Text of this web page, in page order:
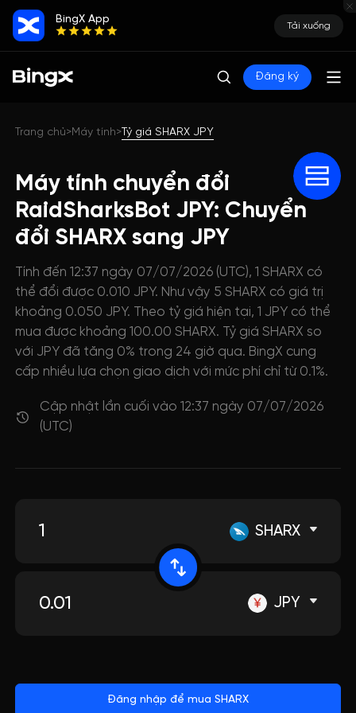
BingX App
Tải xuống
Đăng ký
Trang chủ>Máy tính>Tỷ giá SHARX JPY
Máy tính chuyển đổi
RaidSharksBot JPY: Chuyển
đổi SHARX sang JPY
Tính đến 12:37 ngày 07/07/2026 (UTC), 1 SHARX có
thể đổi được 0.010 JPY. Như vậy 5 SHARX có giá trị
khoảng 0.050 JPY. Theo tỷ giá hiện tại, 1 JPY có thể
mua được khoảng 100.00 SHARX. Tỷ giá SHARX so
với JPY đã tăng 0% trong 24 giờ qua. BingX cung
cấp nhiều lựa chọn giao dịch với mức phí chỉ từ 0.1%.
Cập nhật lần cuối vào 12:37 ngày 07/07/2026
(UTC)
SHARX
JPY
Đăng nhập để mua SHARX